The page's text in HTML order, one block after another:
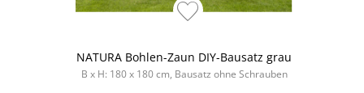
NATURA Bohlen-Zaun DIY-Bausatz grau
B x H: 180 x 180 cm, Bausatz ohne Schrauben